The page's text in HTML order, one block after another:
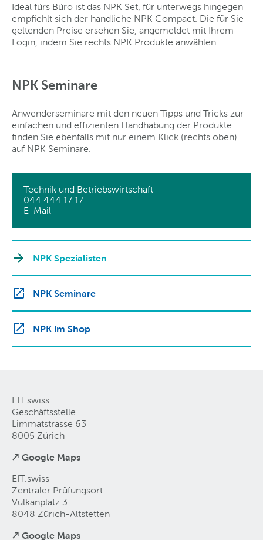
Ideal fürs Büro ist das NPK Set, für unterwegs hingegen
empfiehlt sich der handliche NPK Compact. Die für Sie
geltenden Preise ersehen Sie, angemeldet mit Ihrem
Login, indem Sie rechts NPK Produkte anwählen.
NPK Seminare
Anwenderseminare mit den neuen Tipps und Tricks zur
einfachen und effizienten Handhabung der Produkte
finden Sie ebenfalls mit nur einem Klick (rechts oben)
auf NPK Seminare.
Technik und Betriebswirtschaft
044 444 17 17
E-Mail
NPK Spezialisten
NPK Seminare
NPK im Shop
EIT.swiss
Geschäftsstelle
Limmatstrasse 63
8005 Zürich
↗ Google Maps
EIT.swiss
Zentraler Prüfungsort
Vulkanplatz 3
8048 Zürich-Altstetten
↗ Google Maps